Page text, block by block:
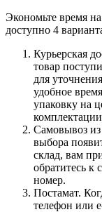
Экономьте время
доступно 4
Курьерская
товар
для
удобное
упаковку на
Самовывоз из
выбора
склад, вам
обратитесь к
номер.
Постамат.
телефон или